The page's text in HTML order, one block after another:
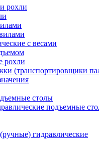
рохли
с весами
рохли
(транспортировщики
столы
подъемные
гидравлические